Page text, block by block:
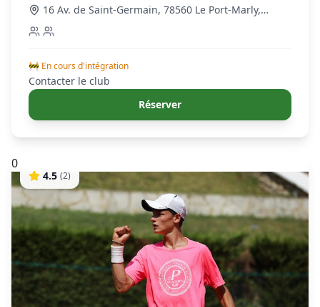
16 Av. de Saint-Germain, 78560 Le Port-Marly,
France
🚧 En cours d'intégration
Contacter le club
Réserver
0
4.5 (2)